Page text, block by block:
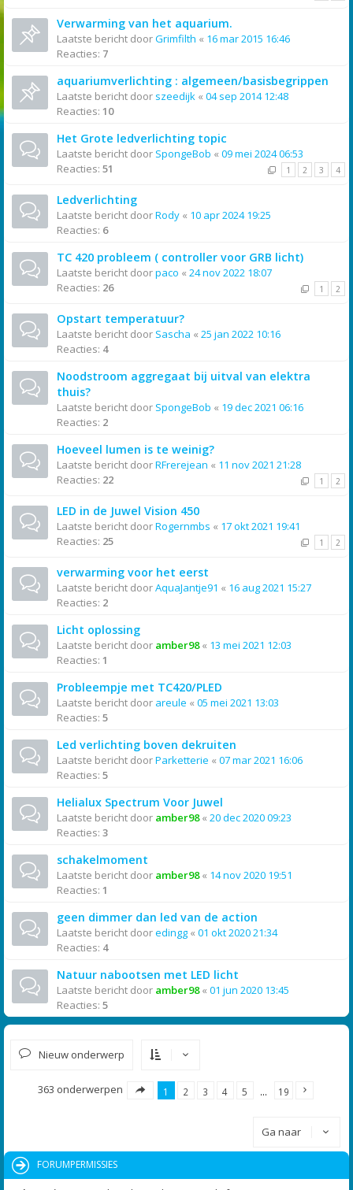
Verwarming van het aquarium.
Laatste bericht doorGrimfilth « 16 mar 2015 16:46
Reacties: 7
aquariumverlichting : algemeen/basisbegrippen
Laatste bericht door szeedijk « 04 sep 2014 12:48
Reacties: 10
Het Grote ledverlichting topic
Laatste bericht door SpongeBob « 09 mei 2024 06:53
Reacties: 51 1 2 3 4
Ledverlichting
Laatste bericht doorRody « 10 apr 2024 19:25
Reacties: 6
TC 420 probleem ( controller voor GRB licht)
Laatste bericht doorpaco « 24 nov 2022 18:07
Reacties: 26 1 2
Opstart temperatuur?
Laatste bericht door Sascha « 25 jan 2022 10:16
Reacties: 4
Noodstroom aggregaat bij uitval van elektra
thuis?
Laatste bericht door SpongeBob « 19 dec 2021 06:16
Reacties: 2
Hoeveel lumen is te weinig?
Laatste bericht doorRFrerejean « 11 nov 2021 21:28
Reacties: 22 1 2
LED in de Juwel Vision 450
Laatste bericht doorRogernmbs « 17 okt 2021 19:41
Reacties: 25 1 2
verwarming voor het eerst
Laatste bericht doorAquaJantje91 « 16 aug 2021 15:27
Reacties: 2
Licht oplossing
Laatste bericht door amber98« 13 mei 2021 12:03
Reacties: 1
Probleempje met TC420/PLED
Laatste bericht door areule « 05 mei 2021 13:03
Reacties: 5
Led verlichting boven dekruiten
Laatste bericht doorParketterie « 07 mar 2021 16:06
Reacties: 5
Helialux Spectrum Voor Juwel
Laatste bericht door amber98« 20 dec 2020 09:23
Reacties: 3
schakelmoment
Laatste bericht door amber98« 14 nov 2020 19:51
Reacties: 1
geen dimmer dan led van de action
Laatste bericht dooredingg « 01 okt 2020 21:34
Reacties: 4
Natuur nabootsen met LED licht
Laatste bericht door amber98« 01 jun 2020 13:45
Reacties: 5
Nieuw onderwerp
363 onderwerpen 1 2 3 4 5 … 19
Ga naar
FORUMPERMISSIES